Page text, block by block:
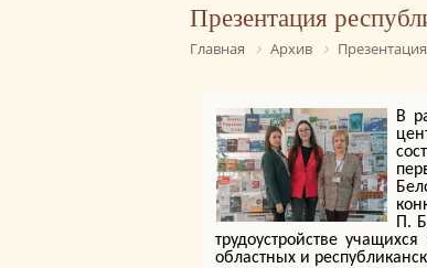
Презентация
Главная Архив
В
П.
трудоустройстве
областных и